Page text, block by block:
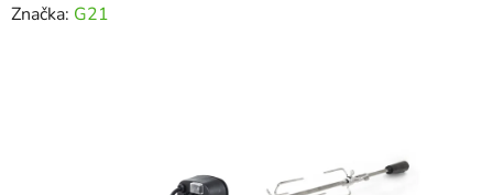
hodnocení
Značka: G21